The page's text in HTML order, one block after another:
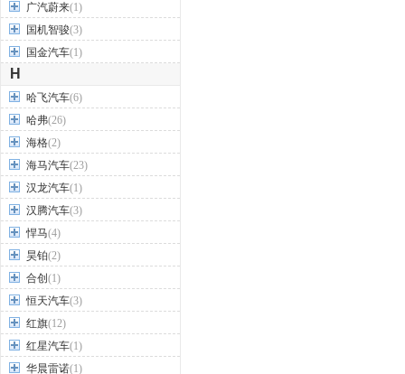
广汽蔚来(1)
国机智骏(3)
国金汽车(1)
H
哈飞汽车(6)
哈弗(26)
海格(2)
海马汽车(23)
汉龙汽车(1)
汉腾汽车(3)
悍马(4)
昊铂(2)
合创 (1)
恒天汽车(3)
红旗(12)
红星汽车(1)
华晨雷诺(1)